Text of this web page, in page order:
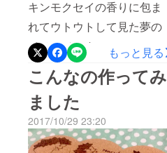
キンモクセイの香りに包ま
れてウトウトして見た夢の
イメージです。
もっと見る
こんなの作ってみ
ました
2017/10/29 23:20